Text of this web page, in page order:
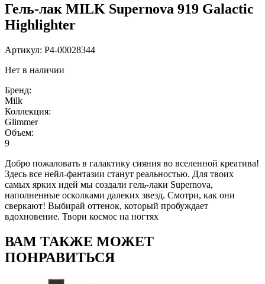
Гель-лак MILK Supernova 919 Galactic
Highlighter
Артикул: P4-00028344
Нет в наличии
Бренд:
Milk
Коллекция:
Glimmer
Объем:
9
Добро пожаловать в галактику сияния во вселенной креатива!
Здесь все нейл-фантазии станут реальностью. Для твоих
самых ярких идей мы создали гель-лаки Supernova,
наполненные осколками далеких звезд. Смотри, как они
сверкают! Выбирай оттенок, который пробуждает
вдохновение. Твори космос на ногтях
ВАМ ТАКЖЕ МОЖЕТ
ПОНРАВИТЬСЯ